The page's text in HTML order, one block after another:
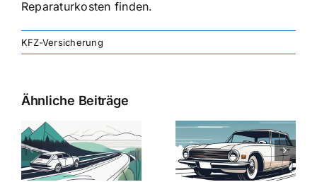
Reparaturkosten finden.
KFZ-Versicherung
Ähnliche Beiträge
Versicherung:
Günstige Kfz-
Versicherungstarife
mit Top-
Kfz-
Die besten
Angebote im